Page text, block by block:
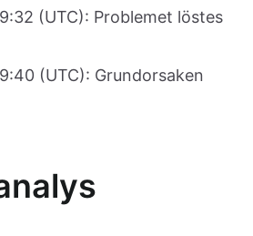
(UTC): Problemet löstes
(UTC): Grundorsaken